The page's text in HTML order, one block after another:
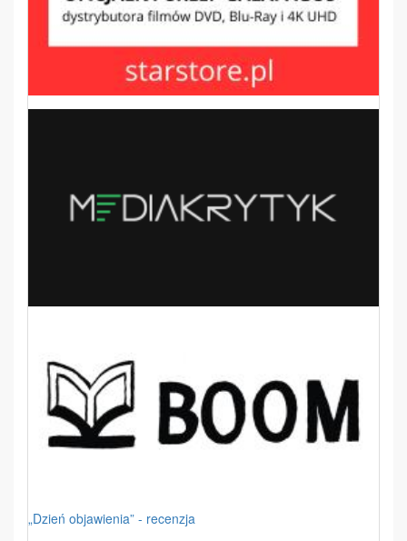
„Dzień objawienia” - recenzja